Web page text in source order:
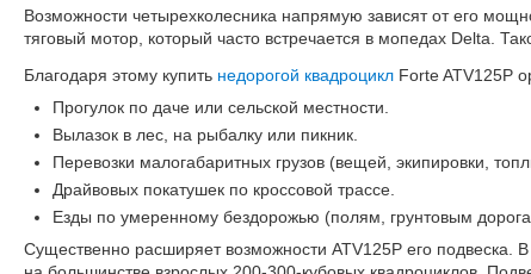
Возможности четырехколесника напрямую зависят от его
тяговый мотор, который часто встречается в мопедах Delta.
Благодаря этому купить недорогой квадроцикл Forte ATV125P
Прогулок по даче или сельской местности.
Вылазок в лес, на рыбалку или пикник.
Перевозки малогабаритных грузов (вещей, экипировки,
Драйвовых покатушек по кроссовой трассе.
Езды по умеренному бездорожью (полям, грунтовым
Существенно расширяет возможности ATV125P его подвеска.